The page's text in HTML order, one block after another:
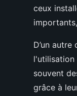
ceux
D’un autre
l'utilisation
souvent
grâce à